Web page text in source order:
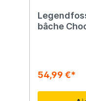
bâche
54,99 €*